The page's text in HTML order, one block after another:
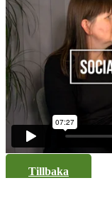
Tillbaka